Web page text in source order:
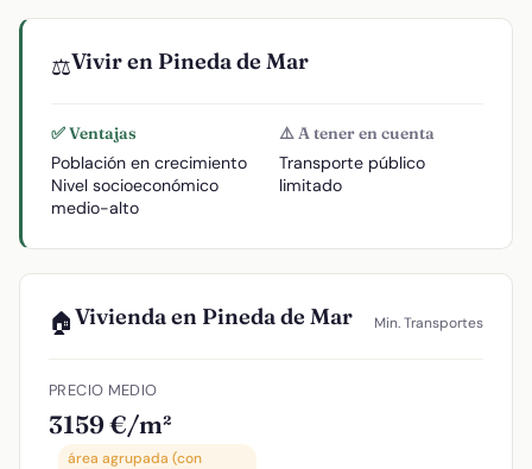
⚖️Vivir en Pineda de Mar
✅ Ventajas
Población en crecimiento
Nivel socioeconómico
medio-alto
⚠️ A tener en cuenta
Transporte público
limitado
🏠Vivienda en Pineda de Mar Min. Transportes
PRECIO MEDIO
3159 €/m²
área agrupada (con